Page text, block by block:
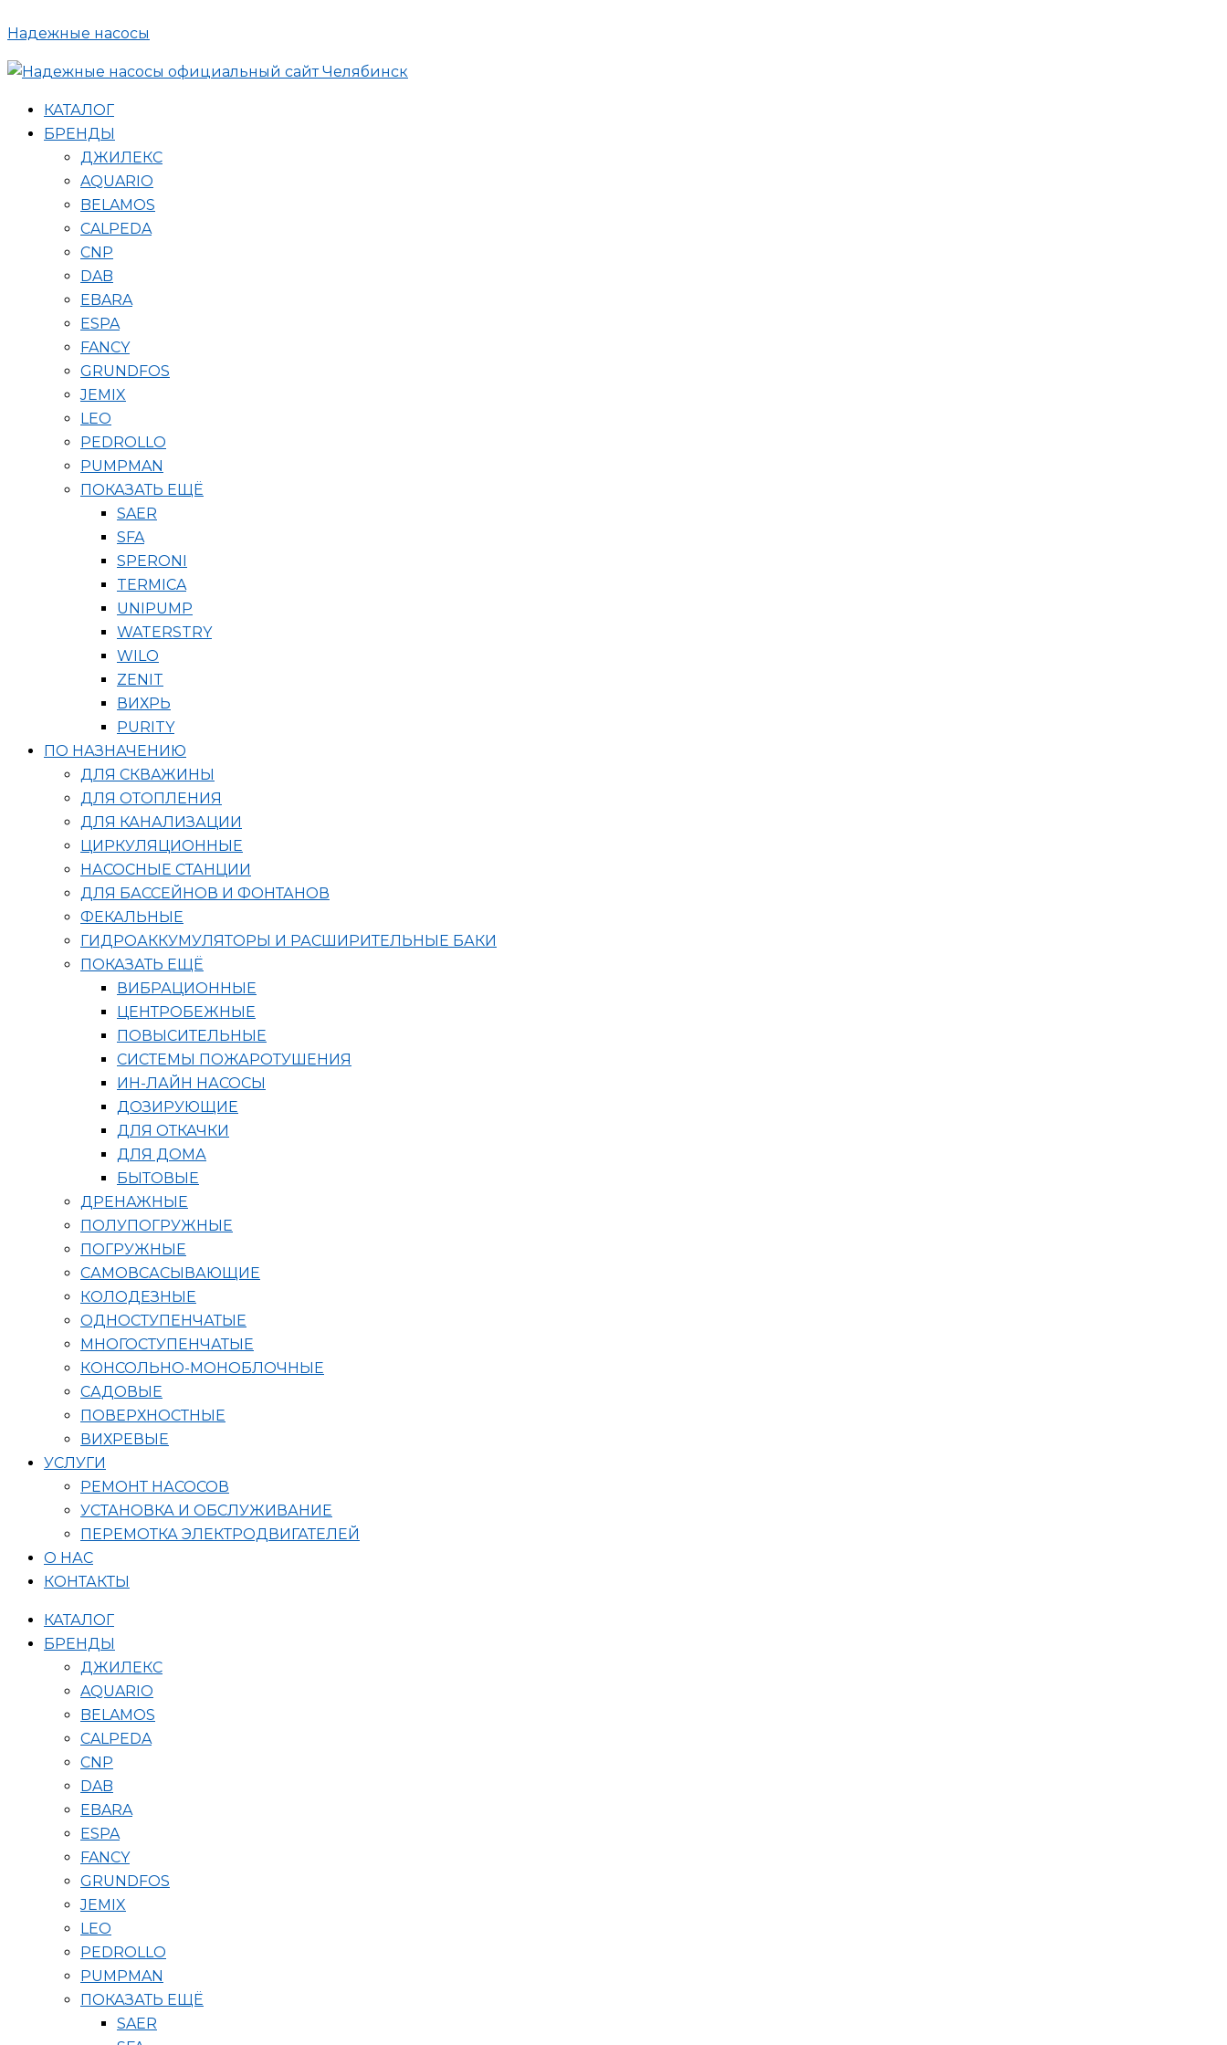
к
содержимому
Надежные насосы
КАТАЛОГ
БРЕНДЫ
ДЖИЛЕКС
AQUARIO
BELAMOS
CALPEDA
CNP
DAB
EBARA
ESPA
FANCY
GRUNDFOS
JEMIX
LEO
PEDROLLO
PUMPMAN
ПОКАЗАТЬ ЕЩЁ
SAER
SFA
SPERONI
TERMICA
UNIPUMP
WATERSTRY
WILO
ZENIT
ВИХРЬ
PURITY
ПО НАЗНАЧЕНИЮ
ДЛЯ СКВАЖИНЫ
ДЛЯ ОТОПЛЕНИЯ
ДЛЯ КАНАЛИЗАЦИИ
ЦИРКУЛЯЦИОННЫЕ
НАСОСНЫЕ СТАНЦИИ
ДЛЯ БАССЕЙНОВ И ФОНТАНОВ
ФЕКАЛЬНЫЕ
ГИДРОАККУМУЛЯТОРЫ И РАСШИРИТЕЛЬНЫЕ БАКИ
ПОКАЗАТЬ ЕЩЁ
ВИБРАЦИОННЫЕ
ЦЕНТРОБЕЖНЫЕ
ПОВЫСИТЕЛЬНЫЕ
СИСТЕМЫ ПОЖАРОТУШЕНИЯ
ИН-ЛАЙН НАСОСЫ
ДОЗИРУЮЩИЕ
ДЛЯ ОТКАЧКИ
ДЛЯ ДОМА
БЫТОВЫЕ
ДРЕНАЖНЫЕ
ПОЛУПОГРУЖНЫЕ
ПОГРУЖНЫЕ
САМОВСАСЫВАЮЩИЕ
КОЛОДЕЗНЫЕ
ОДНОСТУПЕНЧАТЫЕ
МНОГОСТУПЕНЧАТЫЕ
КОНСОЛЬНО-МОНОБЛОЧНЫЕ
САДОВЫЕ
ПОВЕРХНОСТНЫЕ
ВИХРЕВЫЕ
УСЛУГИ
РЕМОНТ НАСОСОВ
УСТАНОВКА И ОБСЛУЖИВАНИЕ
ПЕРЕМОТКА ЭЛЕКТРОДВИГАТЕЛЕЙ
О НАС
КОНТАКТЫ
КАТАЛОГ
БРЕНДЫ
ДЖИЛЕКС
AQUARIO
BELAMOS
CALPEDA
CNP
DAB
EBARA
ESPA
FANCY
GRUNDFOS
JEMIX
LEO
PEDROLLO
PUMPMAN
ПОКАЗАТЬ ЕЩЁ
SAER
товаров